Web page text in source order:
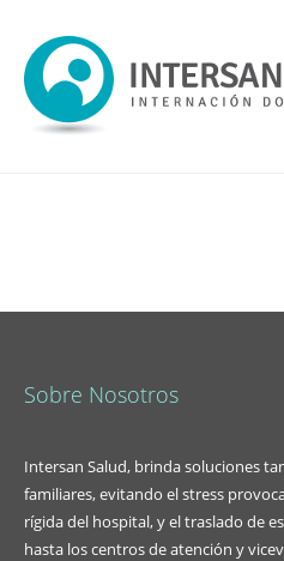
Sobre Nosotros
Intersan Salud, brinda soluciones
familiares, evitando el stress
rígida del hospital, y el traslado de
hasta los centros de atención y